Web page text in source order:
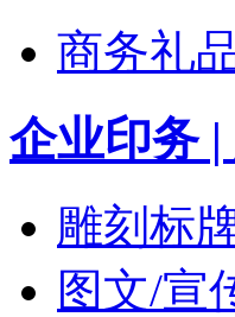
商务礼
企业印务
雕刻标
图文/宣